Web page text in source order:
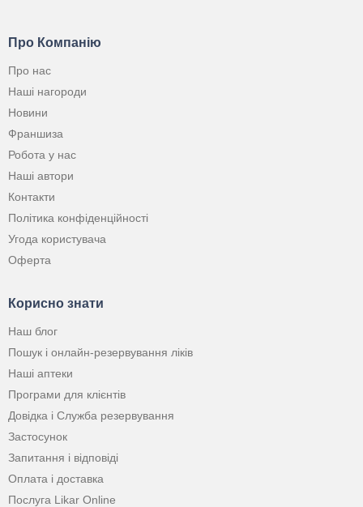
Про Компанію
Про нас
Наші нагороди
Новини
Франшиза
Робота у нас
Наші автори
Контакти
Політика конфіденційності
Угода користувача
Оферта
Корисно знати
Наш блог
Пошук і онлайн-резервування ліків
Наші аптеки
Програми для клієнтів
Довідка і Служба резервування
Застосунок
Запитання і відповіді
Оплата і доставка
Послуга Likar Online